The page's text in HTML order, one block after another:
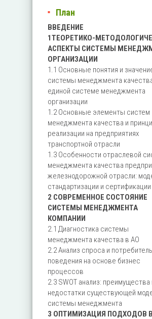
План
ВВЕДЕНИЕ
1ТЕОРЕТИКО-
АСПЕКТЫ СИСТЕМЫ
ОРГАНИЗАЦИИ
1.1 Основные понятия и
системы менеджмента
единой системе менеджмента
организации
1.2 Основные элементы систем
менеджмента качества и
реализации на предприятиях
транспортной отрасли
1.3 Особенности отраслевой
менеджмента качества
железнодорожной отрасли:
стандартизации и сертификации
2 СОВРЕМЕННОЕ СОСТОЯНИЕ
СИСТЕМЫ МЕНЕДЖМЕНТА
КОМПАНИИ
2.1 Диагностика системы
менеджмента качества в АО
2.2 Анализ спроса и
поведения на основе бизнес
процессов
2.3 SWOT анализ: преимущества
недостатки существующей
системы менеджмента
3 ОПТИМИЗАЦИЯ ПОДХОДОВ В